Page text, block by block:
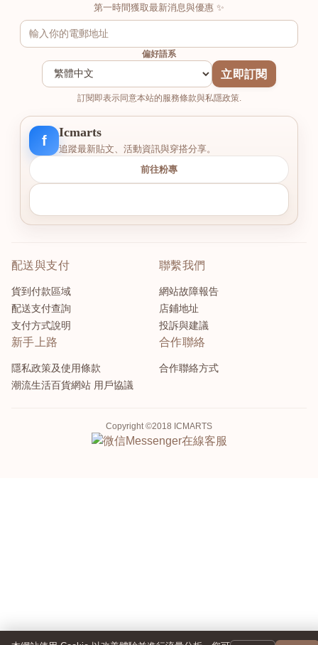
第一時間獲取最新消息與優惠 ✨
偏好語系
立即訂閱
訂閱即表示同意本站的服務條款與私隱政策.
f
Icmarts
追蹤最新貼文、活動資訊與穿搭分享。
前往粉專
配送與支付
貨到付款區域
配送支付查詢
支付方式說明
聯繫我們
網站故障報告
店鋪地址
投訴與建議
新手上路
隱私政策及使用條款
潮流生活百貨網站 用戶協議
合作聯絡
合作聯絡方式
Copyright ©2018 ICMARTS
Messenger在線客服